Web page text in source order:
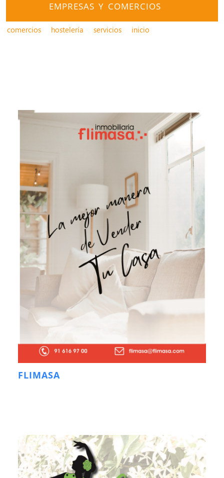
EMPRESAS Y COMERCIOS
comercios hostelería servicios inicio
FLIMASA